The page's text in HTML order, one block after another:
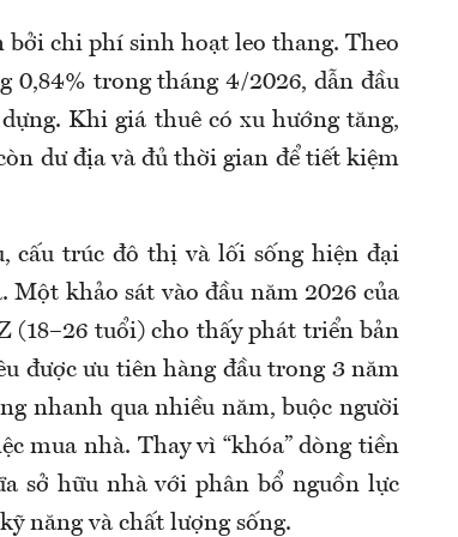
bởi chi phí sinh hoạt leo thang. Theo
0,84% trong tháng 4/2026, dẫn đầu
Khi giá thuê có xu hướng tăng,
dư địa và đủ thời gian để tiết kiệm
cấu trúc đô thị và lối sống hiện đại
Một khảo sát vào đầu năm 2026 của
(18–26 tuổi) cho thấy phát triển bản
được ưu tiên hàng đầu trong 3 năm
nhanh qua nhiều năm, buộc người
mua nhà. Thay vì “khóa” dòng tiền
sở hữu nhà với phân bổ nguồn lực
năng và chất lượng sống.